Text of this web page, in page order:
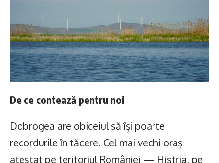
De ce contează pentru noi
Dobrogea are obiceiul să își poarte
recordurile în tăcere. Cel mai vechi oraș
atestat pe teritoriul României — Histria, pe